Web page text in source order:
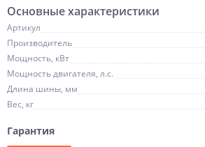
Основные характеристики
Артикул
Производитель
Мощность, кВт
Мощность двигателя, л.с.
Длина шины, мм
Вес, кг
Гарантия